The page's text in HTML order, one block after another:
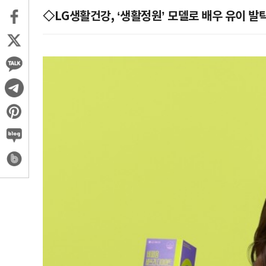
◇LG생활건강, ‘생활정원’ 모델로 배우 유이 발